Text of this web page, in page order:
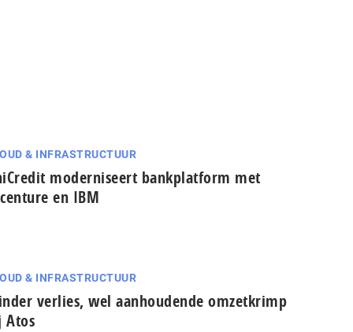
& INFRASTRUCTUUR
moderniseert bankplatform met
en IBM
& INFRASTRUCTUUR
verlies, wel aanhoudende omzetkrimp
Atos